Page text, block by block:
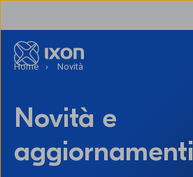
Home Novità
Novità e
aggiornamenti